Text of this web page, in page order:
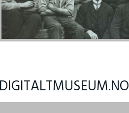
DIGITALTMUSEUM.NO